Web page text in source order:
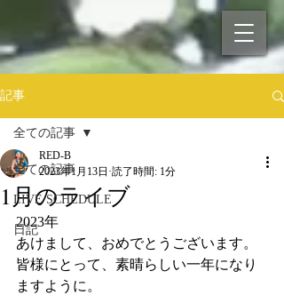
記事
全ての記事
LIVE SCHEDULE
日記
全ての記事
1月のライブ
RED-B
2023年1月13日 読了時間: 1分
2023年
あけまして、おめでとうございます。
皆様にとって、素晴らしい一年になり
ますように。